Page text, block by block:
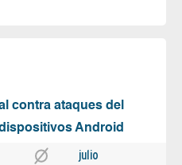
contra ataques del
Android
julio